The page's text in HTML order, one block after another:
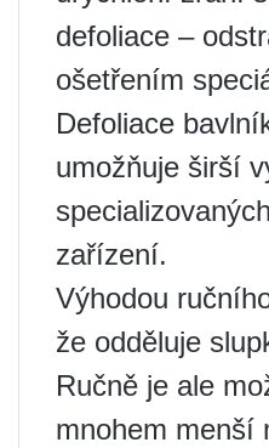
defoliace –
ošetřením
Defoliace
umožňuje širší
zařízení.
Výhodou
že odděluje
Ručně je ale
mnohem menší